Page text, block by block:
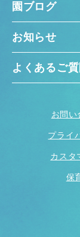
園ブログ
お知らせ
よくあるご質
お問い
プライ
カスタ
保